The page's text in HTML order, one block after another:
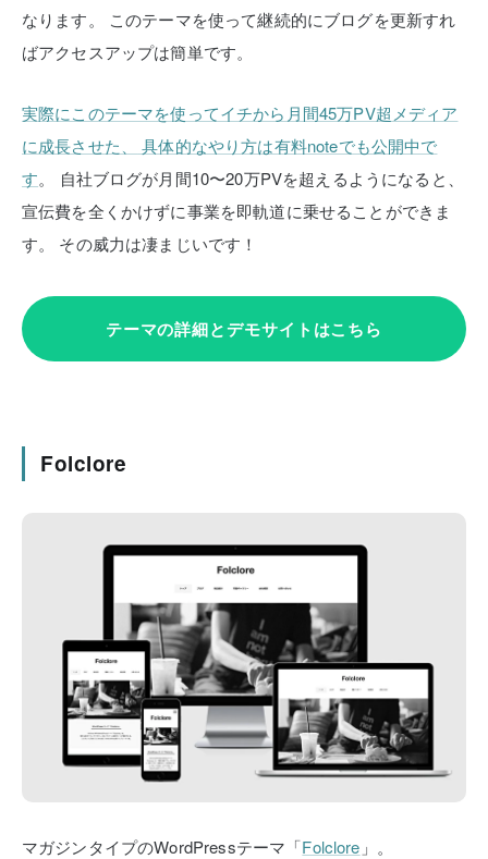
なります。
このテーマを使って継続的にブログを更新すれ
ばアクセスアップは簡単です。
実際にこのテーマを使ってイチから月間45万PV超メディア
に成長させた、
具体的なやり方は有料noteでも公開中で
す。
自社ブログが月間10〜20万PVを超えるようになると、
宣伝費を全くかけずに事業を即軌道に乗せることができま
す。
その威力は凄まじいです！
テーマの詳細とデモサイトはこちら
Folclore
マガジンタイプのWordPressテーマ「Folclore 」。